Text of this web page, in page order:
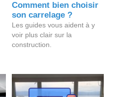
Comment bien choisir
son carrelage ?
Les guides vous aident à y
voir plus clair sur la
construction.